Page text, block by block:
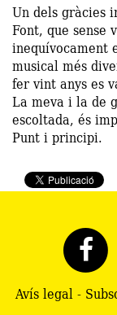
Un dels gràcies
Font, que sense
inequívocament
musical més
fer vint anys es
La meva i la de
escoltada, és
Punt i principi.
Avís legal-